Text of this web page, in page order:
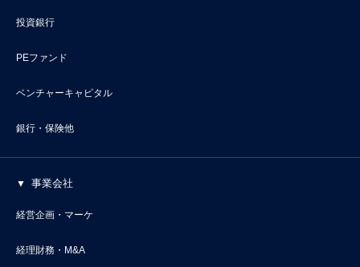
投資銀行
PEファンド
ベンチャーキャピタル
銀行・保険他
事業会社
経営企画・マーケ
経理財務・M&A